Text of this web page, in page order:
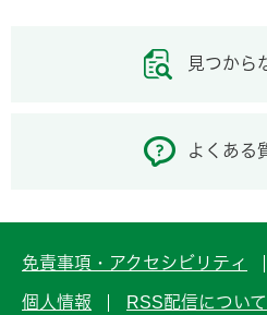
見つから
よくある
免責事項・アクセシビリティ
個人情報 RSS配信について